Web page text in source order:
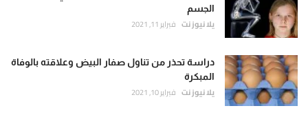
الجسم
يلا نيوز نت فبراير 11, 2021
دراسة تحذر من تناول صفار البيض وعلاقته بالوفاة
المبكرة
يلا نيوز نت فبراير 10, 2021